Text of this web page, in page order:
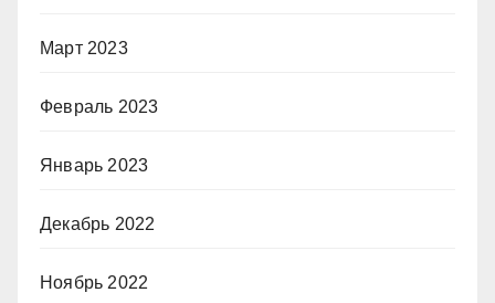
Март 2023
Февраль 2023
Январь 2023
Декабрь 2022
Ноябрь 2022